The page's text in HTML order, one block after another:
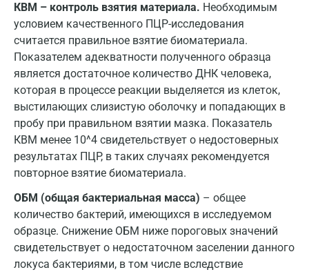
КВМ – контроль взятия материала. Необходимым
условием качественного ПЦР-исследования
считается правильное взятие биоматериала.
Показателем адекватности полученного образца
является достаточное количество ДНК человека,
которая в процессе реакции выделяется из клеток,
выстилающих слизистую оболочку и попадающих в
пробу при правильном взятии мазка. Показатель
КВМ менее 10^4 свидетельствует о недостоверных
результатах ПЦР, в таких случаях рекомендуется
повторное взятие биоматериала.
ОБМ (общая бактериальная масса) – общее
количество бактерий, имеющихся в исследуемом
образце. Снижение ОБМ ниже пороговых значений
свидетельствует о недостаточном заселении данного
локуса бактериями, в том числе вследствие
Щелково
Электросталь
Энгельс
Ярославль